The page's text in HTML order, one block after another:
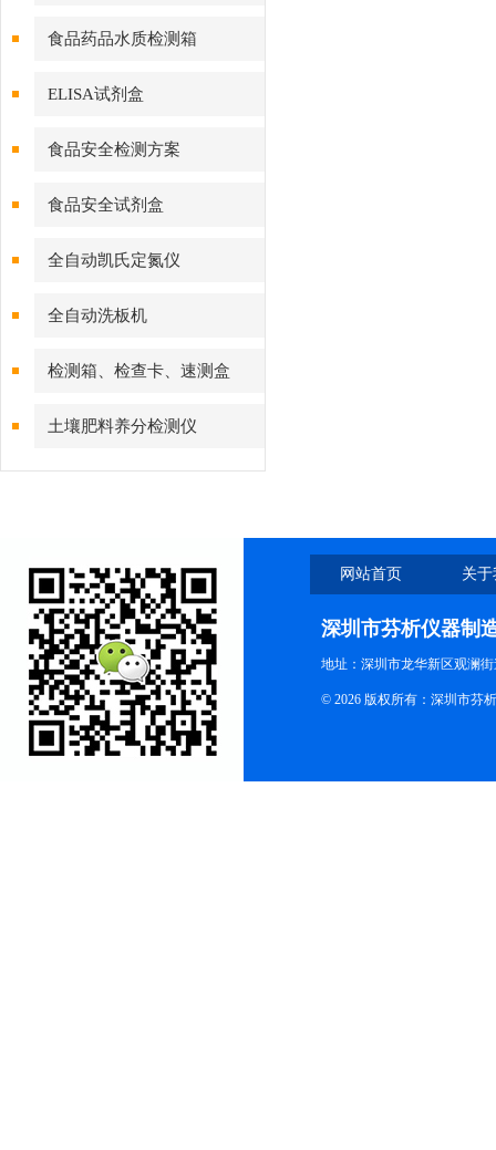
食品药品水质检测箱
ELISA试剂盒
食品安全检测方案
食品安全试剂盒
全自动凯氏定氮仪
全自动洗板机
检测箱、检查卡、速测盒
土壤肥料养分检测仪
网站首页 关
深圳市芬析仪器制
地址：深圳市龙华新区观澜
© 2026 版权所有：深圳市芬